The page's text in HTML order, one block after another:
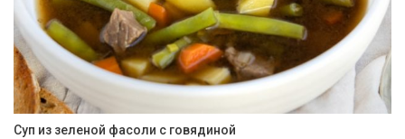
Суп из зеленой фасоли с говядиной